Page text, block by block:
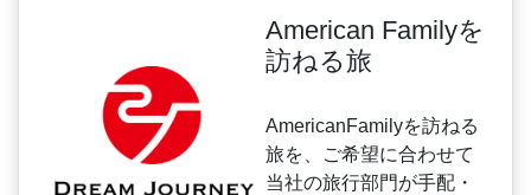
American Familyを
訪ねる旅
AmericanFamilyを訪ねる
旅を、ご希望に合わせて
当社の旅行部門が手配・